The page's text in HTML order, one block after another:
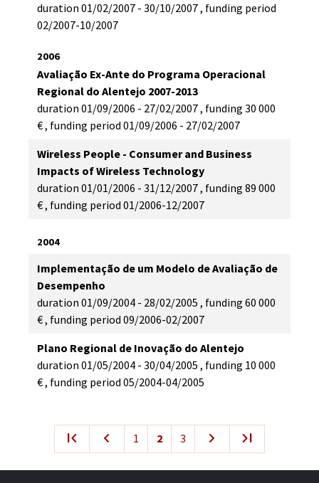
duration 01/02/2007 - 30/10/2007, funding period
02/2007-10/2007
2006
Avaliação Ex-Ante do Programa Operacional
Regional do Alentejo 2007-2013
duration 01/09/2006 - 27/02/2007, funding 30 000 
€, funding period 01/09/2006 - 27/02/2007
Wireless People - Consumer and Business
Impacts of Wireless Technology
duration 01/01/2006 - 31/12/2007, funding 89 000 
€, funding period 01/2006-12/2007
2004
Implementação de um Modelo de Avaliação de
Desempenho
duration 01/09/2004 - 28/02/2005 , funding 60 000 
€, funding period 09/2006-02/2007
Plano Regional de Inovação do Alentejo
duration 01/05/2004 - 30/04/2005 , funding 10 000 
€, funding period 05/2004-04/2005
first_page navigate_before 1 2 3 navigate_next last_page